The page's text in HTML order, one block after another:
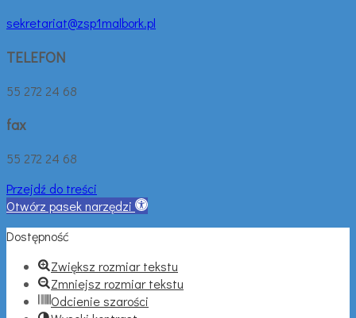
sekretariat@zsp1malbork.pl
TELEFON
55 272 24 68
fax
55 272 24 68
Przejdź do treści
Otwórz pasek narzędzi
Dostępność
Zwiększ rozmiar tekstu
Zmniejsz rozmiar tekstu
Odcienie szarości